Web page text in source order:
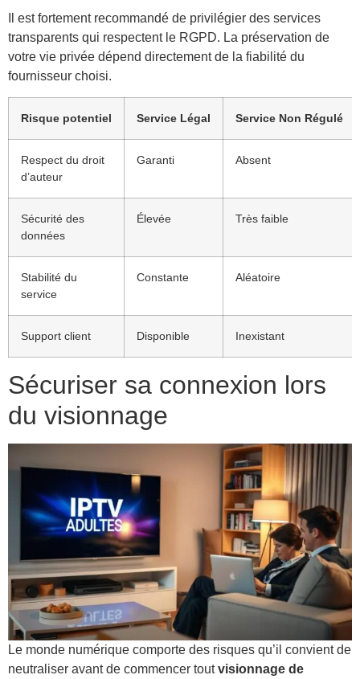
Il est fortement recommandé de privilégier des services
transparents qui respectent le RGPD. La préservation de
votre vie privée dépend directement de la fiabilité du
fournisseur choisi.
Risque potentiel Service Légal Service Non Régulé
Respect du droit
d’auteur
Garanti Absent
Sécurité des
données
Élevée Très faible
Stabilité du
service
Constante Aléatoire
Support client Disponible Inexistant
Sécuriser sa connexion lors
du visionnage
Le monde numérique comporte des risques qu’il convient de
neutraliser avant de commencer toutvisionnage de